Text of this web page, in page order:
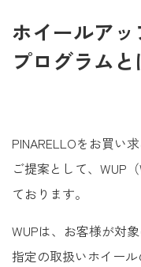
ホイールア
プログラムと
PINARELLOをお買い
ご提案として、WUP
ております。
WUPは、お客様が対
指定の取扱いホイー